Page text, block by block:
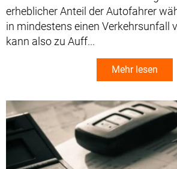
erheblicher Anteil der Autofahrer
in mindestens einen Verkehrsunfall
kann also zu Auff...
Mehr lesen